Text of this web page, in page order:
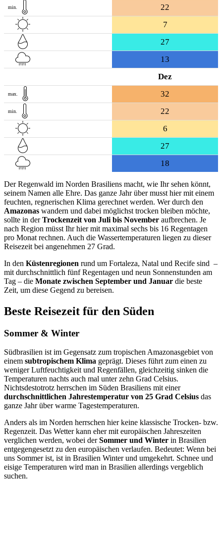
min.
22
7
27
13
Dez
max. 32
min.
22
6
27
18
Der Regenwald im Norden Brasiliens macht, wie Ihr sehen könnt,
seinem Namen alle Ehre. Das ganze Jahr über musst hier mit einem
feuchten, regnerischen Klima gerechnet werden. Wer durch den
Amazonas wandern und dabei möglichst trocken bleiben möchte,
sollte in derTrockenzeit von Juli bis November aufbrechen. Je
nach Region müsst Ihr hier mit maximal sechs bis 16 Regentagen
pro Monat rechnen. Auch die Wassertemperaturen liegen zu dieser
Reisezeit bei angenehmen 27 Grad.
In den Küstenregionen rund um Fortaleza, Natal und Recife sind –
mit durchschnittlich fünf Regentagen und neun Sonnenstunden am
Tag – die Monate zwischen September und Januar die beste
Zeit, um diese Gegend zu bereisen.
Beste Reisezeit für den Süden
Sommer & Winter
Südbrasilien ist im Gegensatz zum tropischen Amazonasgebiet von
einem subtropischem Klima geprägt. Dieses führt zum einen zu
weniger Luftfeuchtigkeit und Regenfällen, gleichzeitig sinken die
Temperaturen nachts auch mal unter zehn Grad Celsius.
Nichtsdestotrotz herrschen im Süden Brasiliens mit einer
durchschnittlichen Jahrestemperatur von 25 Grad Celsius das
ganze Jahr über warme Tagestemperaturen.
Anders als im Norden herrschen hier keine klassische Trocken- bzw.
Regenzeit. Das Wetter kann eher mit europäischen Jahreszeiten
verglichen werden, wobei derSommer und Winter in Brasilien
entgegengesetzt zu den europäischen verlaufen. Bedeutet: Wenn bei
uns Sommer ist, ist in Brasilien Winter und umgekehrt. Schnee und
eisige Temperaturen wird man in Brasilien allerdings vergeblich
suchen.